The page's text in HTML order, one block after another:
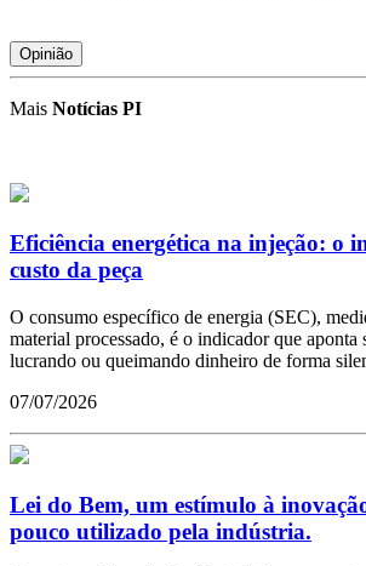
Opinião
Mais Notícias PI
Eficiência energética na injeção: o
custo da peça
O consumo específico de energia (SEC),
material processado, é o indicador que aponta
lucrando ou queimando dinheiro de forma
07/07/2026
Lei do Bem, um estímulo à
pouco utilizado pela indústria.